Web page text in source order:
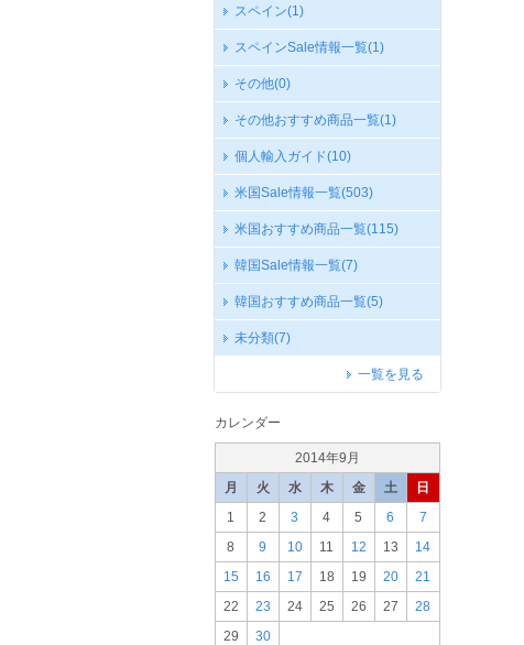
スペイン(1)
スペインSale情報一覧(1)
その他(0)
その他おすすめ商品一覧(1)
個人輸入ガイド(10)
米国Sale情報一覧(503)
米国おすすめ商品一覧(115)
韓国Sale情報一覧(7)
韓国おすすめ商品一覧(5)
未分類(7)
一覧を見る
カレンダー
2014年9月
月
火 水 木 金 土 日
1 2 3 4 5 6
7
8
9 10 11 12 13
14
15
16 17 18 19 20
21
22
23 24 25 26 27
28
29
30